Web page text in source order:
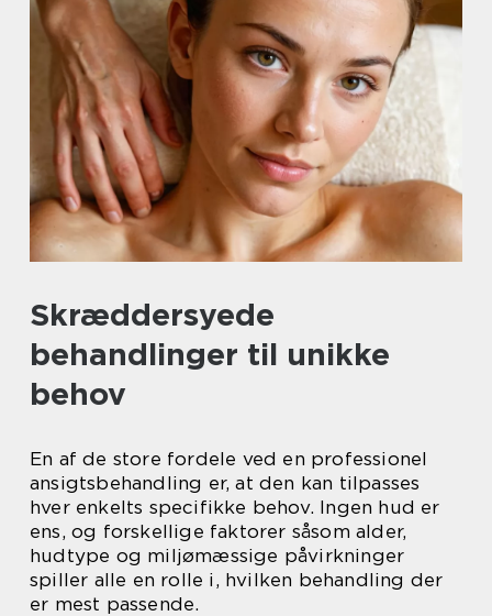
Skræddersyede
behandlinger til unikke
behov
En af de store fordele ved en professionel
ansigtsbehandling er, at den kan tilpasses
hver enkelts specifikke behov. Ingen hud er
ens, og forskellige faktorer såsom alder,
hudtype og miljømæssige påvirkninger
spiller alle en rolle i, hvilken behandling der
er mest passende.